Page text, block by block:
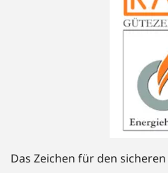
Das Zeichen für den